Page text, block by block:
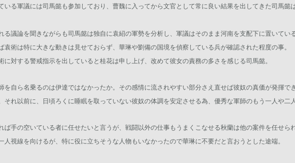
いる軍議には司馬懿も参加しており、曹魏に入ってから文官として常に良い結果を出してきた司馬懿
る議論を聞きながらも司馬懿は独自に袁紹の軍勢を分析し、軍議はそのまま河南を支配下に置いてい
袁術は特に大きな動きは見せておらず、華琳や劉備の国境を偵察している兵が確認された程度の事。
に対する警戒指示を出していると桂花は申し上げ、改めて彼女の責務の多さを感じる司馬懿。
を自ら名乗るのは伊達ではなかったか。その感情に流されやすい部分さえ直せば彼奴の真価が発揮
それ以前に、日頃ろくに睡眠を取っていない彼奴の体調を安定させる為、優秀な軍師のもう一人や二
ば手の空いている者に任せたいと言うが、戦闘以外の仕事もうまくこなせる秋蘭は他の案件を任せら
人視線を向けるが、特に役に立ちそうな人物もいなかったので華琳に不要だと言おうとした途端。